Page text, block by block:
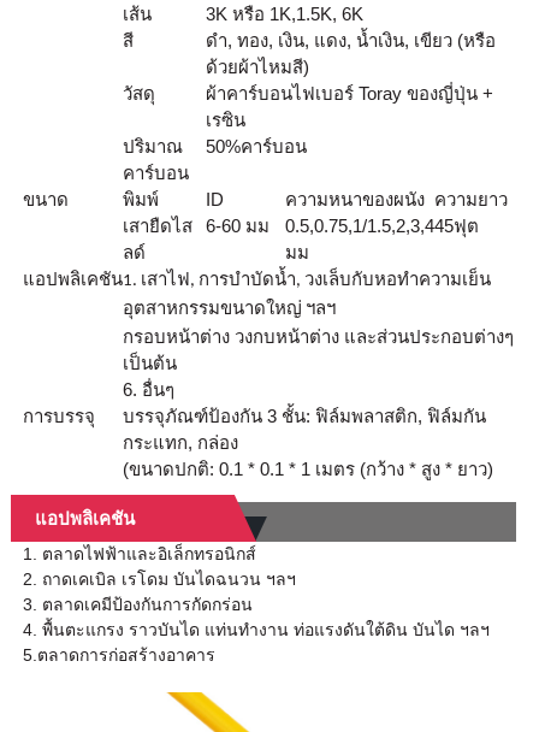
เส้น
3K หรือ 1K,1.5K, 6K
สี
ดำ, ทอง, เงิน, แดง, น้ำเงิน, เขียว (หรือ
ด้วยผ้าไหมสี)
วัสดุ
ผ้าคาร์บอนไฟเบอร์ Toray ของญี่ปุ่น +
เรซิน
ปริมาณ
คาร์บอน
50%คาร์บอน
ขนาด พิมพ์ ID ความหนาของผนัง ความยาว
เสายืดไส
ลด์
6-60 มม
0.5,0.75,1/1.5,2,3,4
มม
45ฟุต
แอปพลิเคชัน1. เสาไฟ, การบำบัดน้ำ, วงเล็บกับหอทำความเย็น
อุตสาหกรรมขนาดใหญ่ ฯลฯ
กรอบหน้าต่าง วงกบหน้าต่าง และส่วนประกอบต่างๆ
เป็นต้น
6. อื่นๆ
การบรรจุ
บรรจุภัณฑ์ป้องกัน 3 ชั้น: ฟิล์มพลาสติก, ฟิล์มกัน
กระแทก, กล่อง
(ขนาดปกติ: 0.1 * 0.1 * 1 เมตร (กว้าง * สูง * ยาว)
แอปพลิเคชัน
1. ตลาดไฟฟ้าและอิเล็กทรอนิกส์
2. ถาดเคเบิล เรโดม บันไดฉนวน ฯลฯ
3. ตลาดเคมีป้องกันการกัดกร่อน
4. พื้นตะแกรง ราวบันได แท่นทำงาน ท่อแรงดันใต้ดิน บันได ฯลฯ
5.ตลาดการก่อสร้างอาคาร